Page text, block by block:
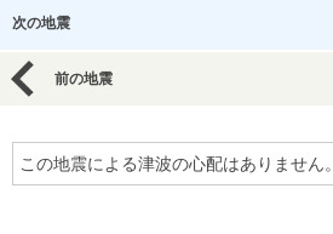
次の地震
前の地震
この地震による津波の心配はありません。